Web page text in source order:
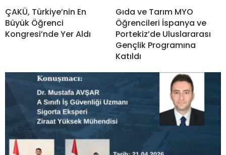
ÇAKÜ, Türkiye’nin En
Büyük Öğrenci
Kongresi’nde Yer Aldı
Gıda ve Tarım MYO
Öğrencileri İspanya ve
Portekiz’de Uluslararası
Gençlik Programına
Katıldı